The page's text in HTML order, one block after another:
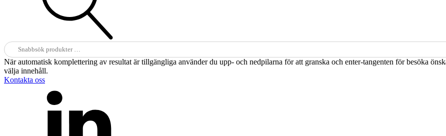
Sök
efter:
När automatisk komplettering av resultat är tillgängliga använder du upp- och nedpilarna för att granska och enter-tangenten för besöka
välja innehåll.
Kontakta oss